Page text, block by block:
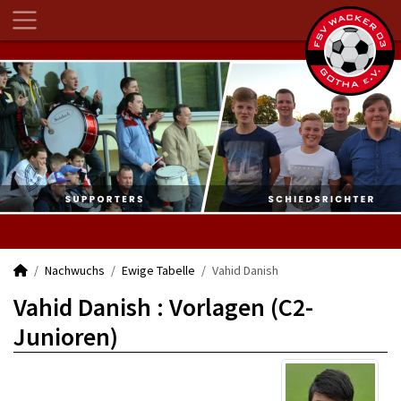
Nachwuchs Ewige Tabelle Vahid Danish
Vahid Danish : Vorlagen (C2-
Junioren)